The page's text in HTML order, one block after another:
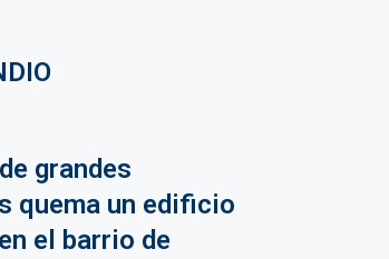
grandes
quema un edificio
el barrio de